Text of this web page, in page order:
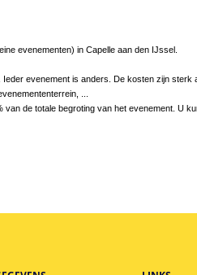
evenementen) in Capelle aan den IJssel.
evenement is anders. De kosten zijn
...
de totale begroting van het evenement. U